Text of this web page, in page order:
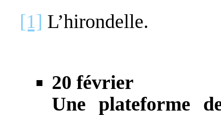
[1] L’hirondelle.
20 février
Une plateforme